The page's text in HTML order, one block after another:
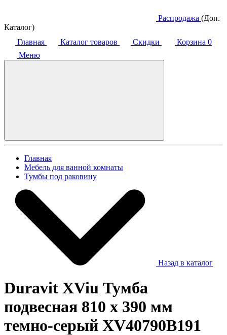
Распродажа (Доп.
Каталог)
Главная
Каталог товаров Скидки Корзина 0
Меню
Главная
Мебель для ванной комнаты
Тумбы под раковину
Назад в каталог
Duravit XViu Тумба
подвесная 810 x 390 мм
темно-серый XV40790B191